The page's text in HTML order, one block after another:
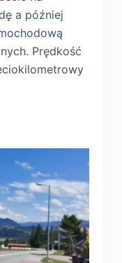
a później
Prędkość